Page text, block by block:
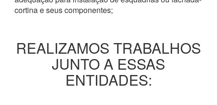
cortina e seus componentes;
REALIZAMOS TRABALHOS
JUNTO A ESSAS
ENTIDADES: